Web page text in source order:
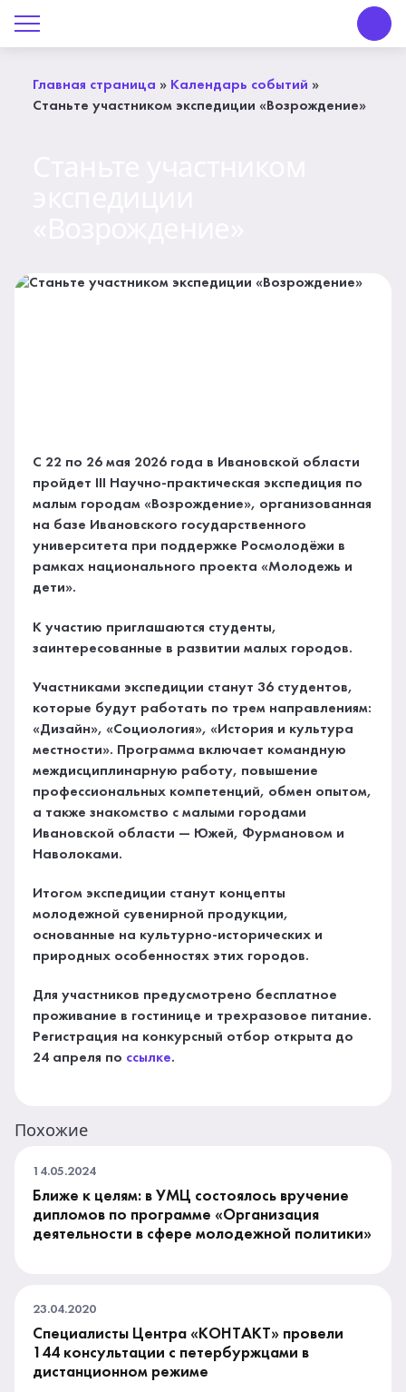
Главная страница » Календарь событий »
Станьте участником экспедиции «Возрождение»
С 22 по 26 мая 2026 года в Ивановской области
пройдет III Научно-практическая экспедиция по
малым городам «Возрождение», организованная
на базе Ивановского государственного
университета при поддержке Росмолодёжи в
рамках национального проекта «Молодежь и
дети».
К участию приглашаются студенты,
заинтересованные в развитии малых городов.
Участниками экспедиции станут 36 студентов,
которые будут работать по трем направлениям:
«Дизайн», «Социология», «История и культура
местности». Программа включает командную
междисциплинарную работу, повышение
профессиональных компетенций, обмен опытом,
а также знакомство с малыми городами
Ивановской области — Южей, Фурмановом и
Наволоками.
Итогом экспедиции станут концепты
молодежной сувенирной продукции,
основанные на культурно-исторических и
природных особенностях этих городов.
Для участников предусмотрено бесплатное
проживание в гостинице и трехразовое питание.
Регистрация на конкурсный отбор открыта до
24 апреля по ссылке.
Похожие
14.05.2024
Ближе к целям: в УМЦ состоялось вручение
дипломов по программе «Организация
деятельности в сфере молодежной политики»
23.04.2020
Специалисты Центра «КОНТАКТ» провели
144 консультации с петербуржцами в
дистанционном режиме
О Центре «КОНТАКТ»
Вакансии